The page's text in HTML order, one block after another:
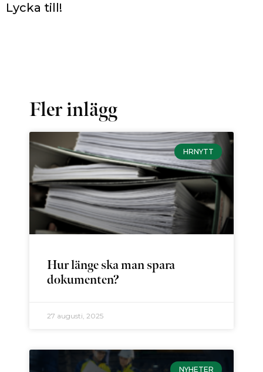
Lycka till!
Fler inlägg
HRNYTT
Hur länge ska man spara
dokumenten?
27 augusti, 2025
NYHETER